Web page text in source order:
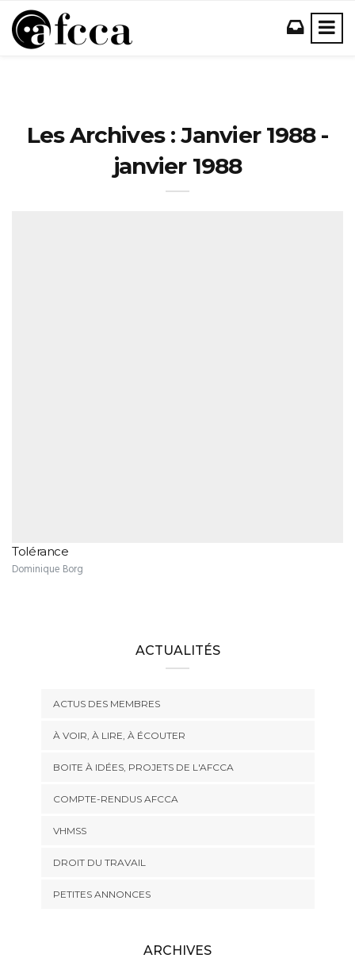
Les Archives : Janvier 1988 -
janvier 1988
Tolérance
Dominique Borg
ACTUALITÉS
ACTUS DES MEMBRES
À VOIR, À LIRE, À ÉCOUTER
BOITE À IDÉES, PROJETS DE L'AFCCA
COMPTE-RENDUS AFCCA
VHMSS
DROIT DU TRAVAIL
PETITES ANNONCES
ARCHIVES